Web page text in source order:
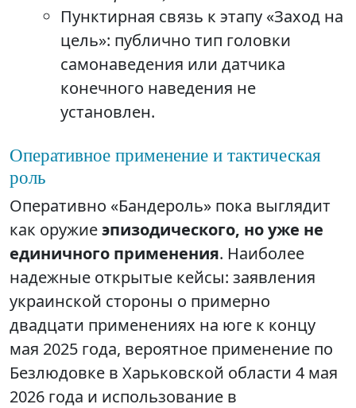
Пунктирная связь к этапу «Заход на
цель»: публично тип головки
самонаведения или датчика
конечного наведения не
установлен.
Оперативное применение и тактическая
роль
Оперативно «Бандероль» пока выглядит
как оружиеэпизодического, но уже не
единичного применения. Наиболее
надежные открытые кейсы: заявления
украинской стороны о примерно
двадцати применениях на юге к концу
мая 2025 года, вероятное применение по
Безлюдовке в Харьковской области 4 мая
2026 года и использование в